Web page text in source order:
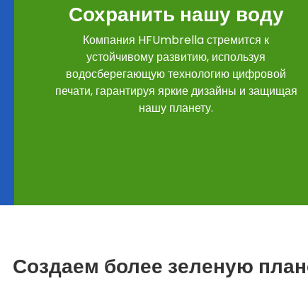
Сохранить нашу воду
Компания HFUmbrella стремится к
устойчивому развитию, используя
водосберегающую технологию цифровой
печати, гарантируя яркие дизайны и защищая
нашу планету.
Создаем более зеленую